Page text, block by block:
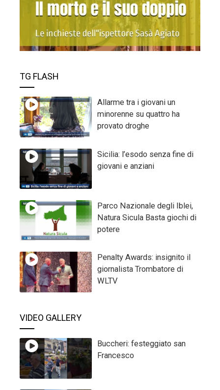
TG FLASH
Allarme tra i giovani un
minorenne su quattro ha
provato droghe
Sicilia: l’esodo senza fine di
giovani e anziani
Parco Nazionale degli Iblei,
Natura Sicula Basta giochi di
potere
Penalty Awards: insignito il
giornalista Trombatore di
WLTV
VIDEO GALLERY
Buccheri: festeggiato san
Francesco